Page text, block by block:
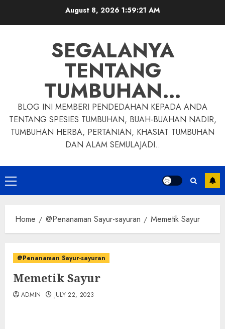
August 8, 2026 1:59:22 AM
SEGALANYA
TENTANG
TUMBUHAN…
BLOG INI MEMBERI PENDEDAHAN KEPADA ANDA
TENTANG SPESIES TUMBUHAN, BUAH-BUAHAN NADIR,
TUMBUHAN HERBA, PERTANIAN, KHASIAT TUMBUHAN
DAN ALAM SEMULAJADI..
Primary
Menu
Home @Penanaman Sayur-sayuran Memetik Sayur
@Penanaman Sayur-sayuran
Memetik Sayur
ADMIN JULY 22, 2023